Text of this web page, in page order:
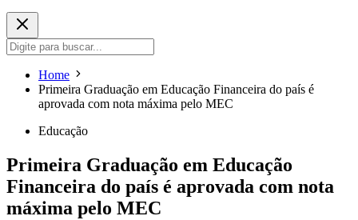
Home
Primeira Graduação em Educação Financeira do país é
aprovada com nota máxima pelo MEC
Educação
Primeira Graduação em Educação
Financeira do país é aprovada com nota
máxima pelo MEC